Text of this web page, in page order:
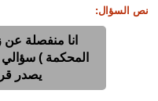
نص السؤال:
المحكمة ) سؤالي
يصدر